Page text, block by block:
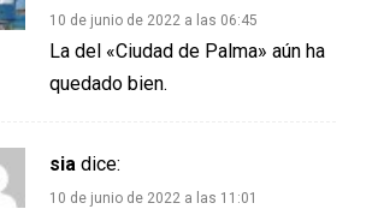
10 de junio de 2022 a las 06:45
La del «Ciudad de Palma» aún ha
quedado bien.
sia dice:
10 de junio de 2022 a las 11:01